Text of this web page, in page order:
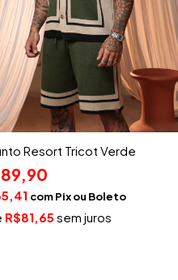
Resort Tricot Verde
comPix
R$81,65 sem juros